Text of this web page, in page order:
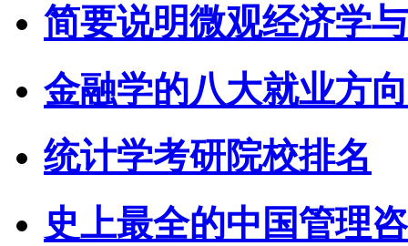
简要说明微观经济学
金融学的八大就业方
统计学考研院校排名
史上最全的中国管理